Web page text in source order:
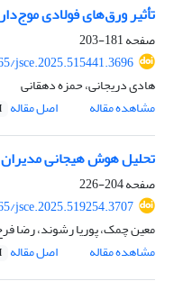
تأثیر ورق‌های فولادی
صفحه181-203
jsce.2025.515441.3696
هادی دریجانی، حمزه دهقانی
مشاهده مقاله
اصل مقاله
تحلیل هوش هیجانی مدیران
صفحه204-226
jsce.2025.519254.3707
معین چمک، پوریا رشوند، رضا
مشاهده مقاله
اصل مقاله